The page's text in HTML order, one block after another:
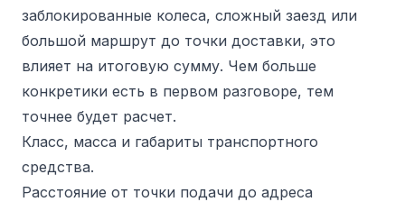
заблокированные колеса, сложный заезд или
большой маршрут до точки доставки, это
влияет на итоговую сумму. Чем больше
конкретики есть в первом разговоре, тем
точнее будет расчет.
Класс, масса и габариты транспортного
средства.
Расстояние от точки подачи до адреса